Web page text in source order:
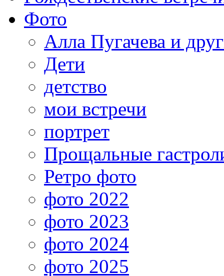
Фото
Алла Пугачева и
Дети
детство
мои встречи
портрет
Прощальные
Ретро фото
фото 2022
фото 2023
фото 2024
фото 2025